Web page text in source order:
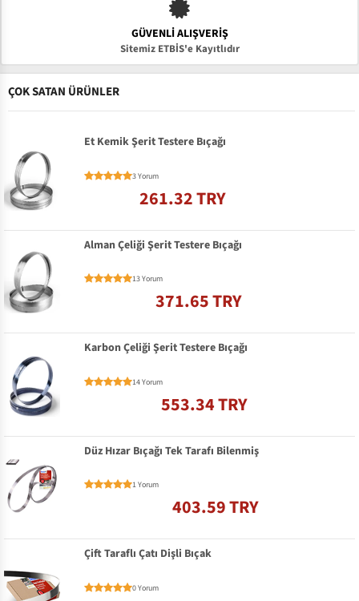
GÜVENLI ALIŞVERIŞ
Sitemiz ETBİS'e Kayıtlıdır
ÇOK SATAN ÜRÜNLER
Et Kemik Şerit Testere Bıçağı
3 Yorum
261.32 TRY
Alman Çeliği Şerit Testere Bıçağı
13 Yorum
371.65 TRY
Karbon Çeliği Şerit Testere Bıçağı
14 Yorum
553.34 TRY
Düz Hızar Bıçağı Tek Tarafı Bilenmiş
1 Yorum
403.59 TRY
Çift Taraflı Çatı Dişli Bıçak
0 Yorum